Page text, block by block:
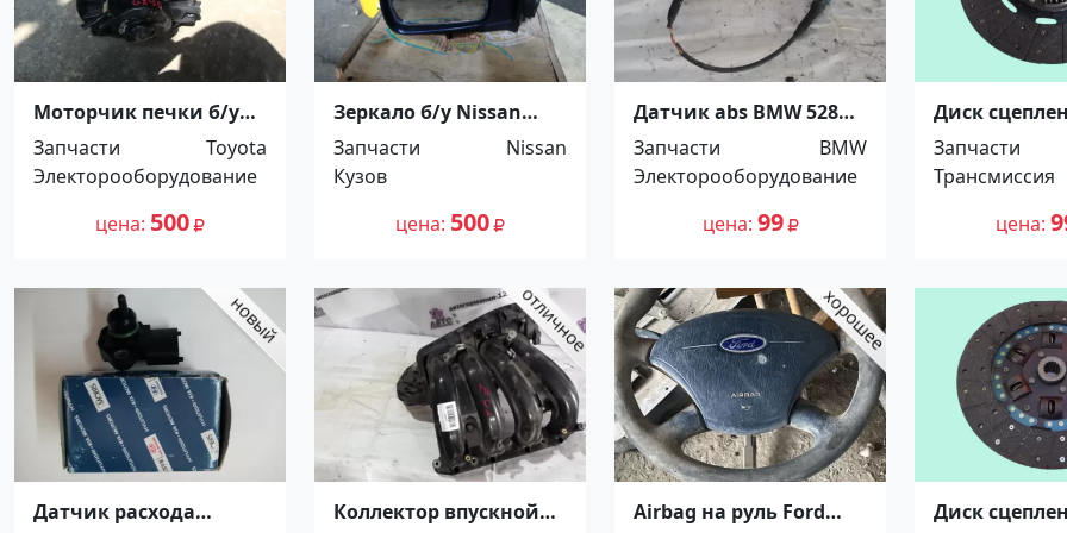
Моторчик печки б/у
Toyota
Mark/Chaser/Cresta
GX90 Краснодар
Запчасти
Toyota
Электорооборудование
цена 500
Зеркало б/у Nissan
Wingroad/AD Y10
Краснодар
Запчасти
Nissan
Кузов
цена 500
Датчик abs BMW 528
E39 M52TUB28
Краснодар
Запчасти
BMW
Электорооборудование
цена 99
Диск
Isuzu
x 10 x 44.7,
Распродажа!
Запчасти
Трансмиссия
цена
Датчик расхода
Коллектор впускной
Airbag на руль Ford
Диск